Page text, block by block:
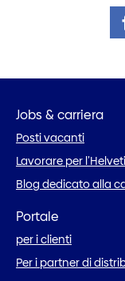
Jobs & carriera
Posti vacanti
Lavorare per
Blog dedicato alla
Portale
per i clienti
Per i partner di